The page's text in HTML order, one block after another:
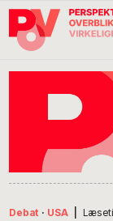
Gå
direkte
Skip
indhold
Gå
direkte
Debat · USA